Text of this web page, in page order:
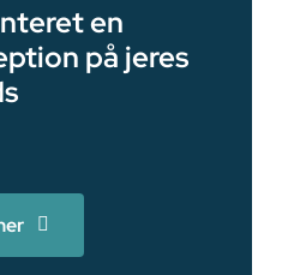
en
på jeres